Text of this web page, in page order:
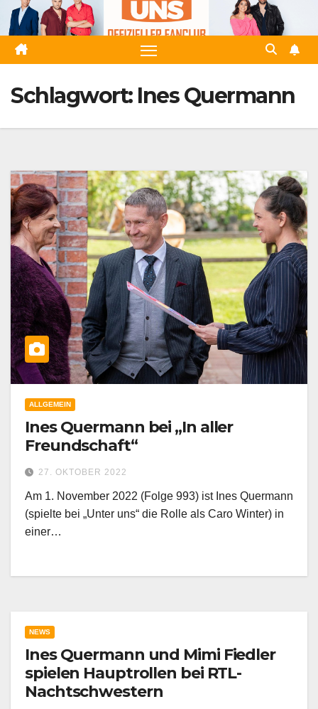
Zum
Inhalt
springen
Schlagwort: Ines Quermann
ALLGEMEIN
Ines Quermann bei „In aller
Freundschaft“
27. OKTOBER 2022
Am 1. November 2022 (Folge 993) ist Ines Quermann
(spielte bei „Unter uns“ die Rolle als Caro Winter) in
einer…
NEWS
Ines Quermann und Mimi Fiedler
spielen Hauptrollen bei RTL-
Nachtschwestern